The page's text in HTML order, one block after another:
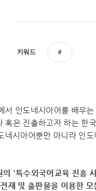
키워드
서 인도네시아어를 배우
혹은 진출하고자 하는 한
시아어뿐만 아니라 인
'특수외국어교육 진흥
재 및 출판물을 이용한